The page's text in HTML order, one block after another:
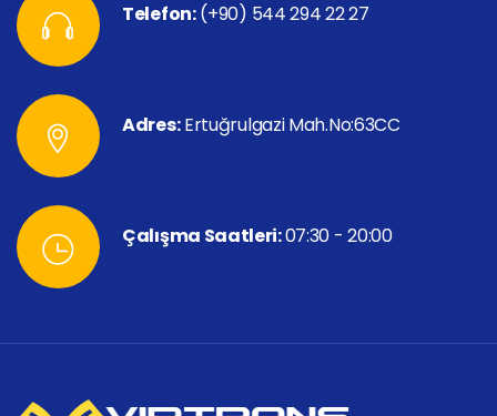
Telefon:(+90) 544 294 22 27
Adres:Ertuğrulgazi Mah.No:63CC
Çalışma Saatleri:07:30 - 20:00